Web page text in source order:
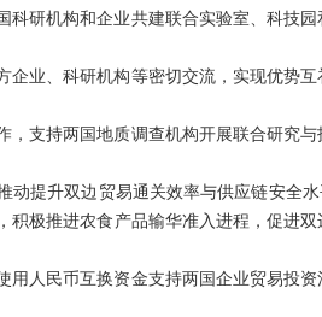
研机构和企业共建联合实验室、科技
业、科研机构等密切交流，实现优势
支持两国地质调查机构开展联合研究
提升双边贸易通关效率与供应链安全
极推进农食产品输华准入进程，促进双
人民币互换资金支持两国企业贸易投